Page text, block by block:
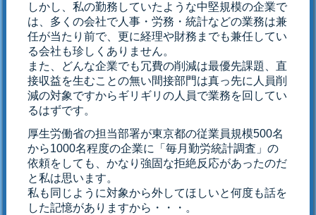
しかし、私の勤務していたような中堅規模の企業で
は、多くの会社で人事・労務・統計などの業務は兼
任が当たり前で、更に経理や財務までも兼任してい
る会社も珍しくありません。
また、どんな企業でも冗費の削減は最優先課題、直
接収益を生むことの無い間接部門は真っ先に人員削
減の対象ですからギリギリの人員で業務を回してい
るはずです。
厚生労働省の担当部署が東京都の従業員規模500名
から1000名程度の企業に「毎月勤労統計調査」の
依頼をしても、かなり強固な拒絶反応があったのだ
と私は思います。
私も同じように対象から外してほしいと何度も話を
した記憶がありますから・・・。